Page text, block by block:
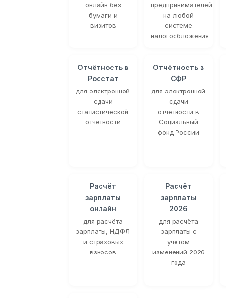
онлайн без
бумаги и
визитов
предпринимателей
на любой
системе
налогообложения
Отчётность в
Росстат
для электронной
сдачи
статистической
отчётности
Отчётность в
СФР
для электронной
сдачи
отчётности в
Социальный
фонд России
Расчёт
зарплаты
онлайн
для расчёта
зарплаты, НДФЛ
и страховых
взносов
Расчёт
зарплаты
2026
для расчёта
зарплаты с
учётом
изменений 2026
года